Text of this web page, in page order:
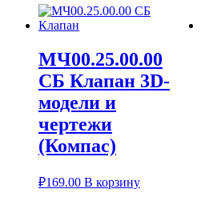
МЧ00.25.00.00
СБ Клапан 3D-
модели и
чертежи
(Компас)
₽169.00 В корзину